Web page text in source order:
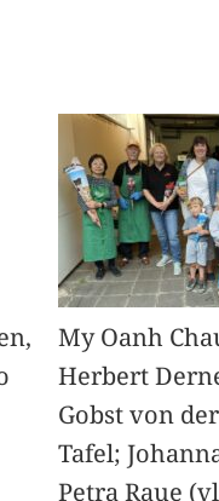
My Oanh
Herbert
Gobst von
Tafel;
Petra Raue